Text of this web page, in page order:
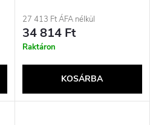
27 413 Ft ÁFA nélkül
34 814 Ft
Raktáron
KOSÁRBA